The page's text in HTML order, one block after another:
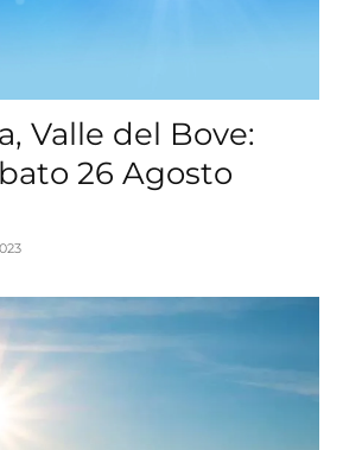
Valle del Bove:
26 Agosto